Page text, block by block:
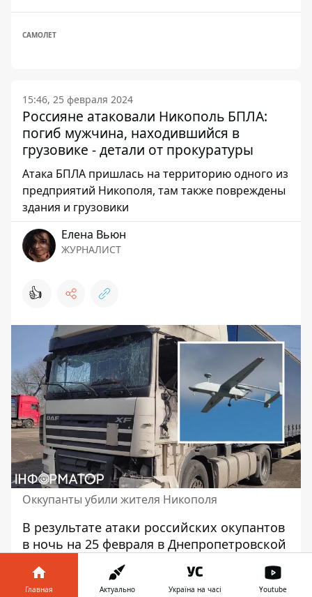
САМОЛЕТ
15:46, 25 февраля 2024
Россияне атаковали Никополь БПЛА:
погиб мужчина, находившийся в
грузовике - детали от прокуратуры
Атака БПЛА пришлась на территорию одного из
предприятий Никополя, там также повреждены
здания и грузовики
Елена Вьюн
ЖУРНАЛИСТ
👍
Оккупанты убили жителя Никополя
В результате атаки российских окупантов
в ночь на 25 февраля в Днепропетровской
области погиб мужчина. Трагическое
событие произошло в городе Никополь.
Главная Актуально Україна на часі Youtube